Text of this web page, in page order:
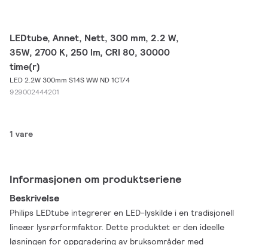
LEDtube, Annet, Nett, 300 mm, 2.2 W,
35W, 2700 K, 250 lm, CRI 80, 30000
time(r)
LED 2.2W 300mm S14S WW ND 1CT/4
929002444201
1 vare
Informasjonen om produktseriene
Beskrivelse
Philips LEDtube integrerer en LED-lyskilde i en tradisjonell
lineær lysrørformfaktor. Dette produktet er den ideelle
løsningen for oppgradering av bruksområder med